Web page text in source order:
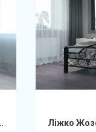
Дизайн